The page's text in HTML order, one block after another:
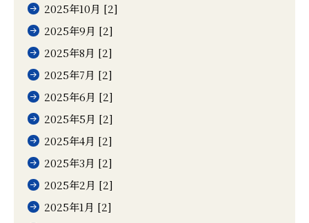
2025年10月 [2]
2025年9月 [2]
2025年8月 [2]
2025年7月 [2]
2025年6月 [2]
2025年5月 [2]
2025年4月 [2]
2025年3月 [2]
2025年2月 [2]
2025年1月 [2]